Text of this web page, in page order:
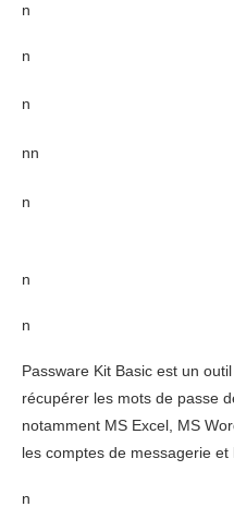
n
n
n
nn
n
n
n
Passware Kit Basic est un
récupérer les mots de passe
notamment MS Excel, MS
les comptes de messagerie et
n